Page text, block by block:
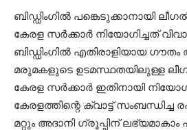
ബിഡ്ഡിംഗില്‍ പങ്കെടുക്കാനായി
കേരള സര്‍ക്കാര്‍ നിയോഗിച്ചത്
ബിഡ്ഡിംഗില്‍ എതിരാളിയായ
മരുമകളുടെ ഉടമസ്ഥതയിലുള്ള
കേരള സര്‍ക്കാര്‍ ഇതിനായി
കേരളത്തിന്റെ ക്വാട്ട്
മറ്റും അദാനി ഗ്രൂപ്പിന്